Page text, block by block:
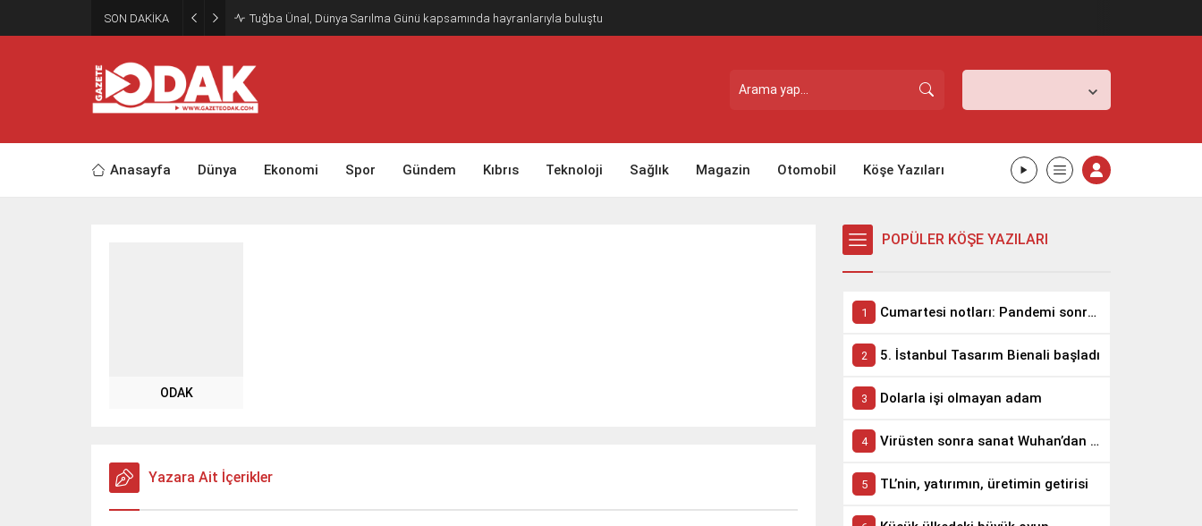
SON DAKİKA Tuğba Ünal, Dünya Sarılma Günü kapsamında hayranlarıyla buluştu
Anasayfa Dünya Ekonomi Spor Gündem Kıbrıs Teknoloji Sağlık Magazin Otomobil Köşe Yazıları
ODAK
Yazara Ait İçerikler
POPÜLER KÖŞE YAZILARI
Cumartesi notları: Pandemi sonrası takım elbise biter!
5. İstanbul Tasarım Bienali başladı
Dolarla işi olmayan adam
Virüsten sonra sanat Wuhan’dan yola çıktı
TL’nin, yatırımın, üretimin getirisi